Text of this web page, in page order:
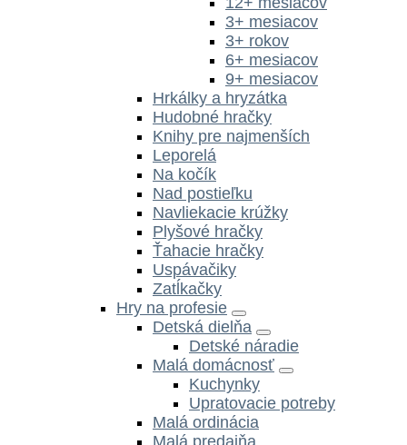
3+ mesiacov
3+ rokov
6+ mesiacov
9+ mesiacov
Hrkálky a hryzátka
Hudobné hračky
Knihy pre najmenších
Leporelá
Na kočík
Nad postieľku
Navliekacie krúžky
Plyšové hračky
Ťahacie hračky
Uspávačiky
Zatĺkačky
Hry na profesie
Detská dielňa
Detské náradie
Malá domácnosť
Kuchynky
Upratovacie potreby
Malá ordinácia
Malá predajňa